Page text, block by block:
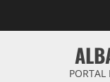
PORTAL